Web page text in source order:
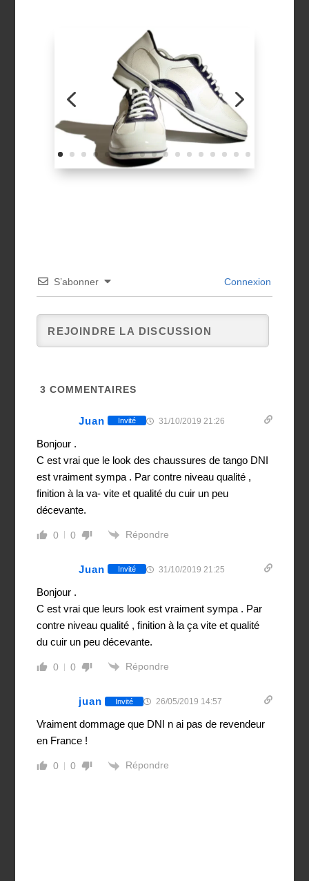
S’abonner Connexion
3 COMMENTAIRES
Juan Invité 31/10/2019 21:26
Bonjour .
C est vrai que le look des chaussures de tango DNI
est vraiment sympa . Par contre niveau qualité ,
finition à la va- vite et qualité du cuir un peu
décevante.
0 0 Répondre
Juan Invité 31/10/2019 21:25
Bonjour .
C est vrai que leurs look est vraiment sympa . Par
contre niveau qualité , finition à la ça vite et qualité
du cuir un peu décevante.
0 0 Répondre
juan Invité 26/05/2019 14:57
Vraiment dommage que DNI n ai pas de revendeur
en France !
0 0 Répondre